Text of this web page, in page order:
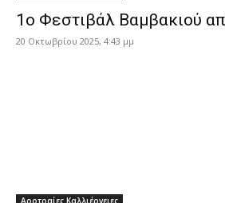
1ο Φεστιβάλ Βαμβακιού
20 Οκτωβρίου 2025, 4:43 μμ
Αροτραίες Καλλιέργειες